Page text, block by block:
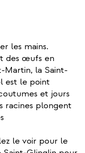
les mains.
des œufs en
Martin, la Saint-
est le point
et jours
racines plongent
le voir pour le